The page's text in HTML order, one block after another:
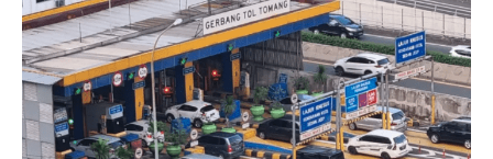
kebosanan, menciptakan